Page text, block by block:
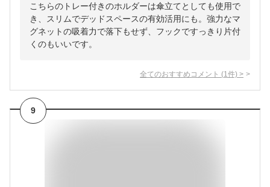
こちらのトレー付きのホルダーは傘立てとしても使用で
き、スリムでデッドスペースの有効活用にも。強力なマ
グネットの吸着力で落下もせず、フックですっきり片付
くのもいいです。
全てのおすすめコメント (1 件) >
9